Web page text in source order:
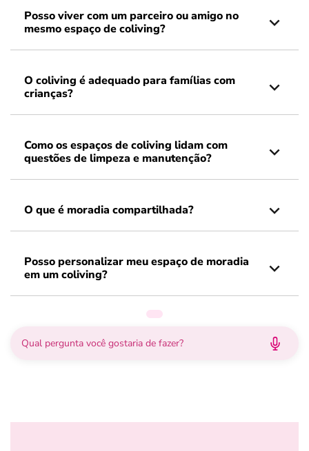
Posso viver com um parceiro ou amigo no
mesmo espaço de coliving?
O coliving é adequado para famílias com
crianças?
Como os espaços de coliving lidam com
questões de limpeza e manutenção?
O que é moradia compartilhada?
Posso personalizar meu espaço de moradia
em um coliving?